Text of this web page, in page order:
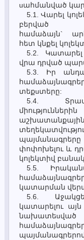
uահմանված
5.1. Վարել
բերված
համաձայն`
հետ կնքել
5.2. Կատարել
վրա դրված
5.3. Իր
տեքuտերը:
5.4.
աշխատանքային
պայմանագրերը
փոփոխելու և
կոլեկտիվ
5.5.
կատարման
5.6.
կատարելու այն
նախատեuված